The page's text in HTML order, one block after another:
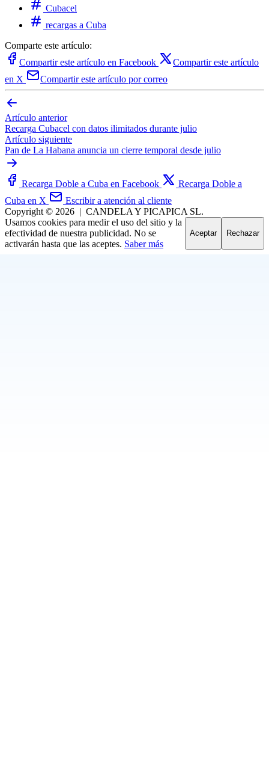
Cubacel
recargas a Cuba
Comparte este artículo:
Compartir este artículo en Facebook
Compartir este artículo
en X
Compartir este artículo por correo
Artículo anterior
Recarga Cubacel con datos ilimitados durante julio
Artículo siguiente
Pan de La Habana anuncia un cierre temporal desde julio
Recarga Doble a Cuba en Facebook
Recarga Doble a
Cuba en X
Escribir a atención al cliente
Copyright © 2026 | CANDELA Y PICAPICA SL.
Usamos cookies para medir el uso del sitio y la
efectividad de nuestra publicidad. No se
activarán hasta que las aceptes. Saber más
Aceptar Rechazar